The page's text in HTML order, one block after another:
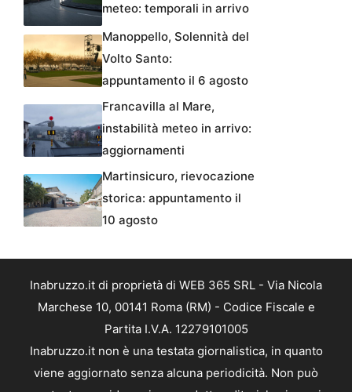
meteo: temporali in arrivo
Manoppello, Solennità del
Volto Santo:
appuntamento il 6 agosto
Francavilla al Mare,
instabilità meteo in arrivo:
aggiornamenti
Martinsicuro, rievocazione
storica: appuntamento il
10 agosto
Inabruzzo.it di proprietà di WEB 365 SRL - Via Nicola
Marchese 10, 00141 Roma (RM) - Codice Fiscale e
Partita I.V.A. 12279101005
Inabruzzo.it non è una testata giornalistica, in quanto
viene aggiornato senza alcuna periodicità. Non può